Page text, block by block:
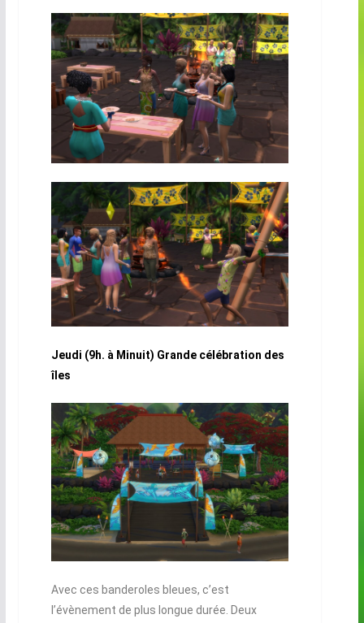
Jeudi (9h. à Minuit) Grande célébration des
îles
Avec ces banderoles bleues, c’est
l’évènement de plus longue durée. Deux